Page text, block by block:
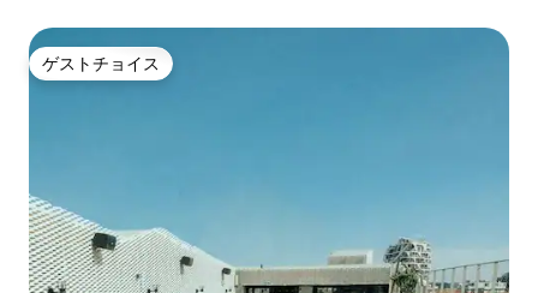
ゲストチョイス
ゲストチョイス